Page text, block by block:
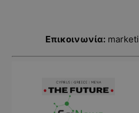
Επικοινωνία: